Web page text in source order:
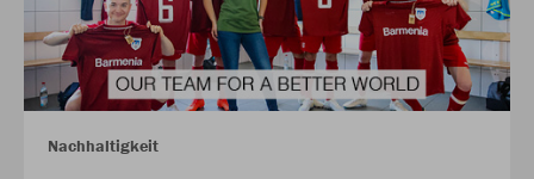
Nachhaltigkeit